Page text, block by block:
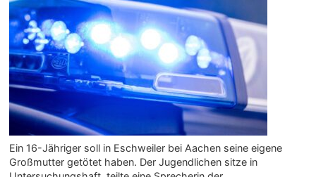
Ein 16-Jähriger soll in Eschweiler bei Aachen seine eigene
Großmutter getötet haben. Der Jugendlichen sitze in